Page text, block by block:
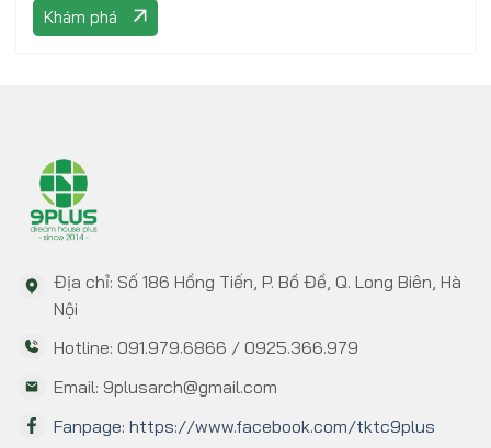
Khám phá
Địa chỉ: Số 186 Hồng Tiến, P. Bồ Đề, Q. Long Biên, Hà
Nội
Hotline: 091.979.6866 / 0925.366.979
Email: 9plusarch@gmail.com
Fanpage: https://www.facebook.com/tktc9plus